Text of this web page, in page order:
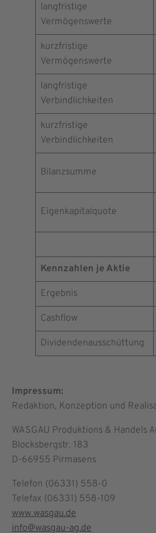
langfristige
Vermögenswerte
kurzfristige
Vermögenswerte
langfristige
Verbindlichkeiten
kurzfristige
Verbindlichkeiten
Bilanzsumme
Eigenkapitalquote
Kennzahlen je Aktie
Ergebnis
Cashflow
Dividendenausschüttung
Impressum:
Redaktion, Konzeption und
WASGAU Produktions & Handels
Blocksbergstr. 183
D-66955 Pirmasens
Telefon (06331) 558-0
Telefax (06331) 558-109
www.wasgau.de
info@wasgau-ag.de